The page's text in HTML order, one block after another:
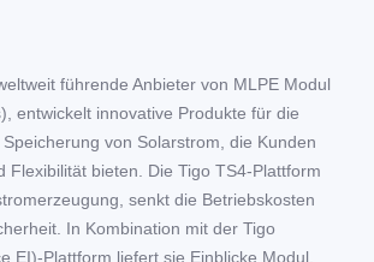
führende Anbieter von MLPE Modul
entwickelt innovative Produkte für die
von Solarstrom, die Kunden
Flexibilität bieten. Die Tigo TS4-Plattform
senkt die Betriebskosten
In Kombination mit der Tigo
EI)-Plattform liefert sie Einblicke Modul,